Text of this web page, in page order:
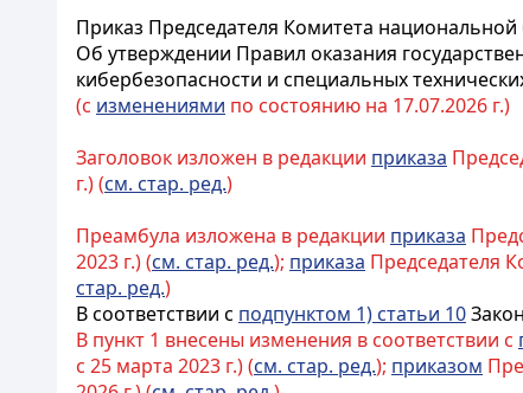
Приказ Председателя Комитета
Об утверждении Правил оказания
кибербезопасности и специальных
(с изменениями по состоянию на 17.07.2026 г.)
Заголовок изложен в редакции приказа
г.) (см. стар. ред.)
Преамбула изложена в редакции приказа
2023 г.) (см. стар. ред.); приказа Председателя
стар. ред.)
В соответствии с подпунктом 1) статьи 10
В пункт 1 внесены изменения в соответствии с
с 25 марта 2023 г.) (см. стар. ред.); приказом